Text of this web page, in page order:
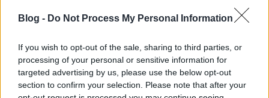
Blog - Do Not Process My Personal Information
If you wish to opt-out of the sale, sharing to third parties, or
processing of your personal or sensitive information for
targeted advertising by us, please use the below opt-out
section to confirm your selection. Please note that after your
számunkban: „Haneke legújabb filmjében sem
éppen ezúttal nem a valóság allegorikus
szélsőértékeivel, hanem magával a valósággal. A
végeredmény sajátos értelemben még
nyomasztóbb, ugyanis minden néző tudja a lelke
mélyén, hogy amit a vásznon lát, az nem csupán egy